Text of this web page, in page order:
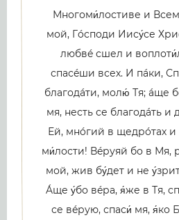
Многоми́лостиве и
мой, Гóсподи Иису́се
любвé сшел и
спасéши всех. И пáки,
благодáти, молю́ Тя; áще
мя, несть се благодáть и
Ей, мнóгий в щедрóтах
ми́лости! Вéруяй бо в Мя,
мой, жив бу́дет и не
Áще у́бо вéра, я́же в Тя,
се вéрую, спаси́ мя, я́ко